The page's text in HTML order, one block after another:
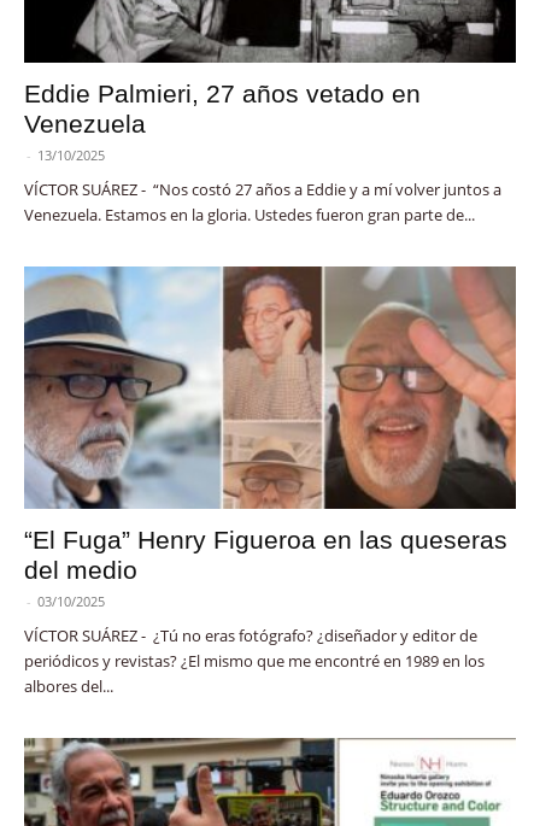
Eddie Palmieri, 27 años vetado en
Venezuela
- 13/10/2025
VÍCTOR SUÁREZ - “Nos costó 27 años a Eddie y a mí volver juntos a
Venezuela. Estamos en la gloria. Ustedes fueron gran parte de...
“El Fuga” Henry Figueroa en las queseras
del medio
- 03/10/2025
VÍCTOR SUÁREZ - ¿Tú no eras fotógrafo? ¿diseñador y editor de
periódicos y revistas? ¿El mismo que me encontré en 1989 en los
albores del...